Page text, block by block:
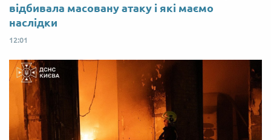
відбивала масовану атаку і які маємо
наслідки
12:01